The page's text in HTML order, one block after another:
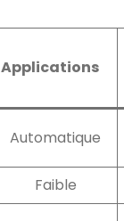
Applications
Automatique
Faible